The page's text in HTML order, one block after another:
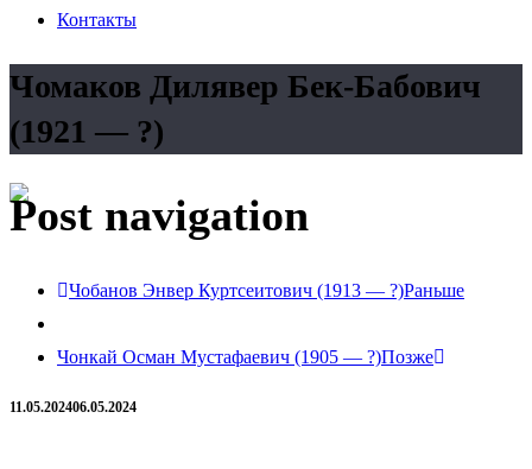
Контакты
Чомаков Дилявер Бек-Бабович
(1921 — ?)
Post navigation
Чобанов Энвер Куртсеитович (1913 — ?)Раньше
Чонкай Осман Мустафаевич (1905 — ?)Позже
11.05.202406.05.2024